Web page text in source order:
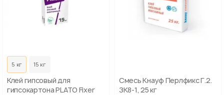
5 кг 15 кг
Клей гипсовый для
гипсокартона PLATO Fixer
Смесь Кнауф Перлфикс Г.2.
ЗК8-1, 25 кг